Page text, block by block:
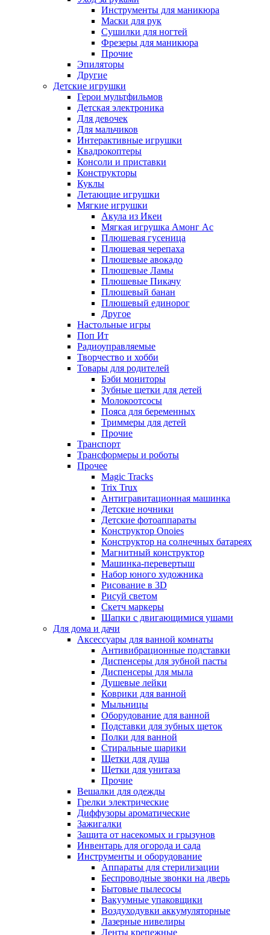
Инструменты для маникюра
Маски для рук
Сушилки для ногтей
Фрезеры для маникюра
Прочие
Эпиляторы
Другие
Детские игрушки
Герои мультфильмов
Детская электроника
Для девочек
Для мальчиков
Интерактивные игрушки
Квадрокоптеры
Консоли и приставки
Конструкторы
Куклы
Летающие игрушки
Мягкие игрушки
Акула из Икеи
Мягкая игрушка Амонг Ас
Плюшевая гусеница
Плюшевая черепаха
Плюшевые авокадо
Плюшевые Ламы
Плюшевые Пикачу
Плюшевый банан
Плюшевый единорог
Другое
Настольные игры
Поп Ит
Радиоуправляемые
Творчество и хобби
Товары для родителей
Бэби мониторы
Зубные щетки для детей
Молокоотсосы
Пояса для беременных
Триммеры для детей
Прочие
Транспорт
Трансформеры и роботы
Прочее
Magic Tracks
Trix Trux
Антигравитационная машинка
Детские ночники
Детские фотоаппараты
Конструктор Onoies
Конструктор на солнечных батареях
Магнитный конструктор
Машинка-перевертыш
Набор юного художника
Рисование в 3D
Рисуй светом
Скетч маркеры
Шапки с двигающимися ушами
Для дома и дачи
Аксессуары для ванной комнаты
Антивибрационные подставки
Диспенсеры для зубной пасты
Диспенсеры для мыла
Душевые лейки
Коврики для ванной
Мыльницы
Оборудование для ванной
Подставки для зубных щеток
Полки для ванной
Стиральные шарики
Щетки для душа
Щетки для унитаза
Прочие
Вешалки для одежды
Грелки электрические
Диффузоры ароматические
Зажигалки
Защита от насекомых и грызунов
Инвентарь для огорода и сада
Инструменты и оборудование
Аппараты для стерилизации
Беспроводные звонки на дверь
Бытовые пылесосы
Вакуумные упаковщики
Воздуходувки аккумуляторные
Лазерные нивелиры
Ленты крепежные